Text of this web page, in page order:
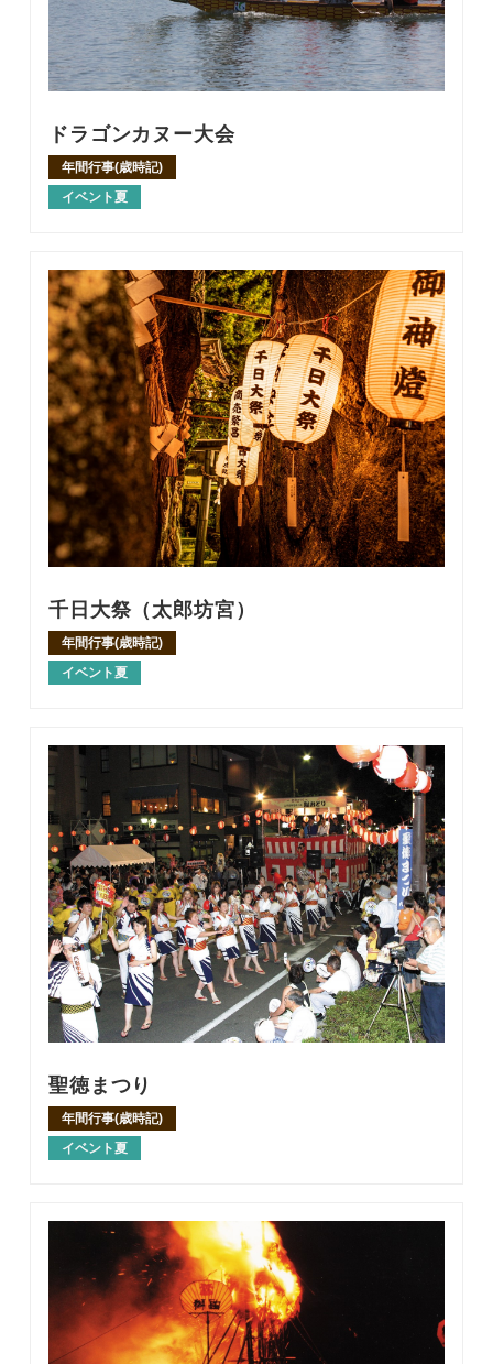
ドラゴンカヌー大会
年間行事(歳時記)
イベント夏
千日大祭（太郎坊宮）
年間行事(歳時記)
イベント夏
聖徳まつり
年間行事(歳時記)
イベント夏